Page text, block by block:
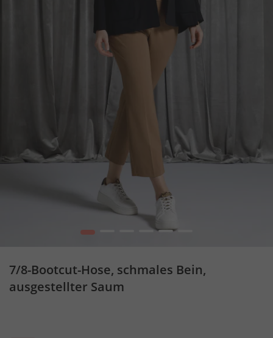
1
7/8-Bootcut-Hose, schmales Bein,
ausgestellter Saum